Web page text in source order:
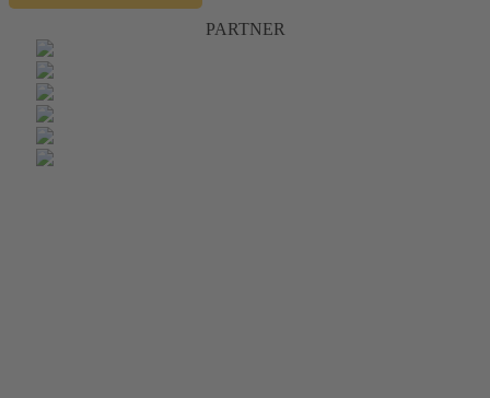
PARTNER